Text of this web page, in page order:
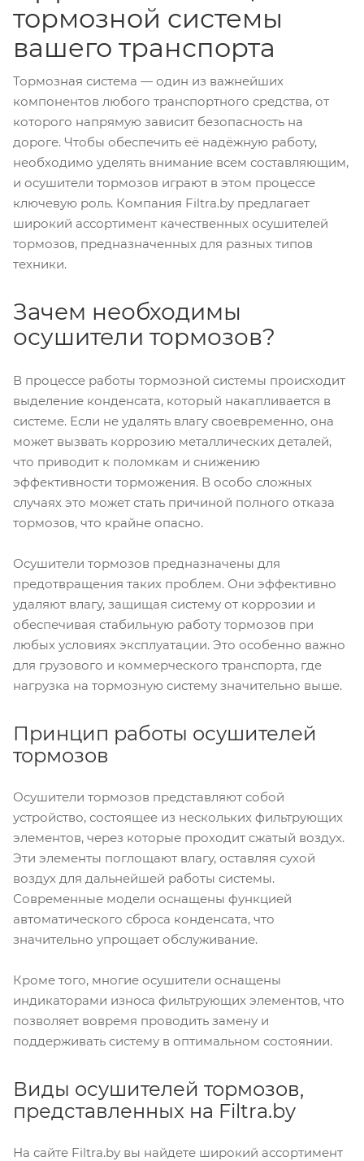
тормозной системы
вашего транспорта
Тормозная система — один из важнейших
компонентов любого транспортного средства, от
которого напрямую зависит безопасность на
дороге. Чтобы обеспечить её надёжную работу,
необходимо уделять внимание всем составляющим,
и осушители тормозов играют в этом процессе
ключевую роль. Компания Filtra.by предлагает
широкий ассортимент качественных осушителей
тормозов, предназначенных для разных типов
техники.
Зачем необходимы
осушители тормозов?
В процессе работы тормозной системы происходит
выделение конденсата, который накапливается в
системе. Если не удалять влагу своевременно, она
может вызвать коррозию металлических деталей,
что приводит к поломкам и снижению
эффективности торможения. В особо сложных
случаях это может стать причиной полного отказа
тормозов, что крайне опасно.
Осушители тормозов предназначены для
предотвращения таких проблем. Они эффективно
удаляют влагу, защищая систему от коррозии и
обеспечивая стабильную работу тормозов при
любых условиях эксплуатации. Это особенно важно
для грузового и коммерческого транспорта, где
нагрузка на тормозную систему значительно выше.
Принцип работы осушителей
тормозов
Осушители тормозов представляют собой
устройство, состоящее из нескольких фильтрующих
элементов, через которые проходит сжатый воздух.
Эти элементы поглощают влагу, оставляя сухой
воздух для дальнейшей работы системы.
Современные модели оснащены функцией
автоматического сброса конденсата, что
значительно упрощает обслуживание.
Кроме того, многие осушители оснащены
индикаторами износа фильтрующих элементов, что
позволяет вовремя проводить замену и
поддерживать систему в оптимальном состоянии.
Виды осушителей тормозов,
представленных на Filtra.by
На сайте Filtra.by вы найдете широкий ассортимент